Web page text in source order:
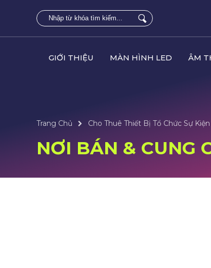
GIỚI THIỆU MÀN HÌNH LED ÂM
Trang Chủ Cho Thuê Thiết Bị Tổ Chức Sự
NƠI BÁN & CUNG